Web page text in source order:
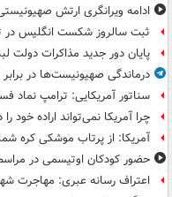
ادامه ویرانگری ارتش
ثبت سالروز شکست انگلیس در
پایان دور جدید مذاکرات دولت
درماندگی صهیونیست‌ها در
سناتور آمریکایی: ترامپ نماد
چرا آمریکا نمی‌تواند اراده خود
آمریکا: از پرتاب موشکی کره
حضور کودکان اوتیسمی در
اعتراف رسانه عبری: مهاجرت شهرک‌نشینان ۵۰